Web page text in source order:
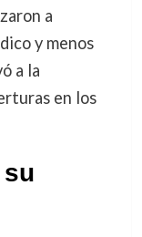
a
y menos
a la
en los